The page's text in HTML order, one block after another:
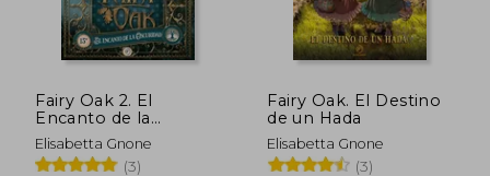
45%
dcto. $ 23.75
45%
dcto.
Fairy Oak 2. El
Encanto de la
Oscuridad
Elisabetta Gnone
(3)
Fairy Oak. El Destino
de un Hada
Elisabetta Gnone
(3)